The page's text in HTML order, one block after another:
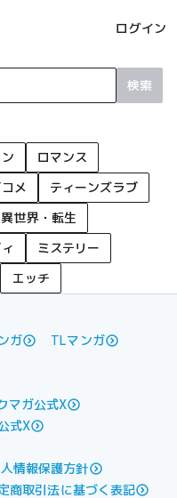
ログイン
検索
ロマンス
メ
ティーンズラブ
異世界・転生
ミステリー
エッチ
ガ
TLマンガ
マガ公式X
式X
情報保護方針
商取引法に基づく表記